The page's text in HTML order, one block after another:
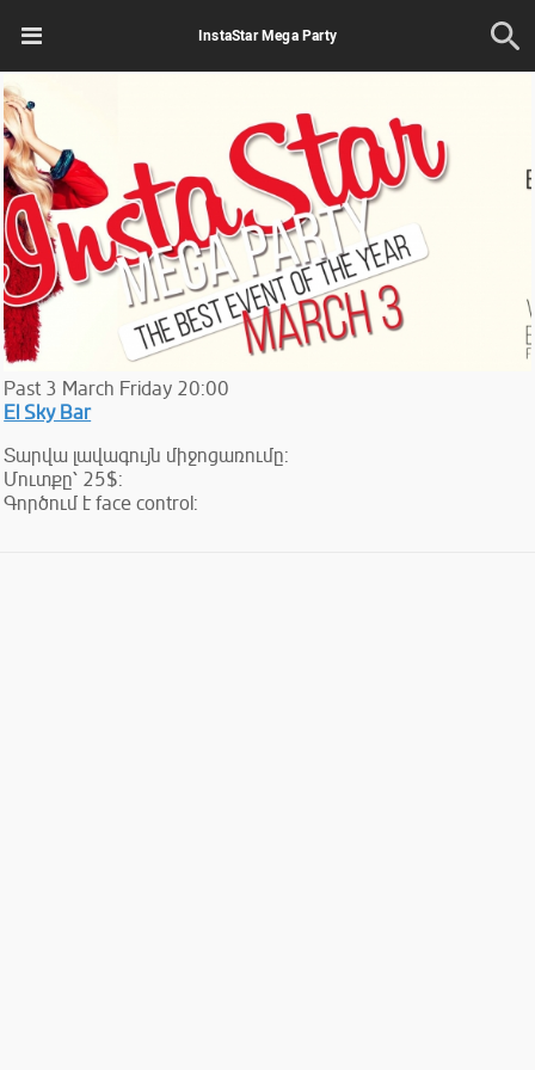
InstaStar Mega Party
Past 3 March Friday 20:00
El Sky Bar
Տարվա լավագույն միջոցառումը:
Մուտքը՝ 25$:
Գործում է face control: